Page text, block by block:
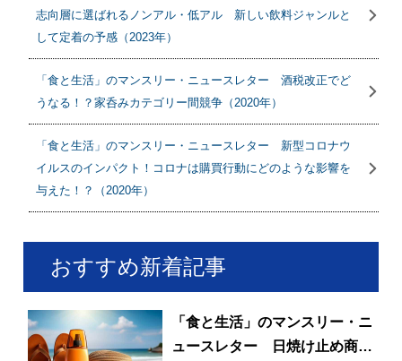
志向層に選ばれるノンアル・低アル 新しい飲料ジャンルと
して定着の予感（2023年）
「食と生活」のマンスリー・ニュースレター 酒税改正でど
うなる！？家呑みカテゴリー間競争（2020年）
「食と生活」のマンスリー・ニュースレター 新型コロナウ
イルスのインパクト！コロナは購買行動にどのような影響を
与えた！？（2020年）
おすすめ新着記事
「食と生活」のマンスリー・ニ
ュースレター 日焼け止め商品